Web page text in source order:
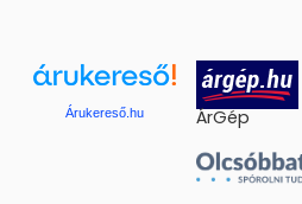
Árukereső.hu ÁrGép